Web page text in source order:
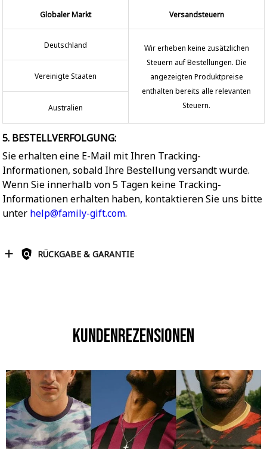
Globaler Markt Versandsteuern
Deutschland
Wir erheben keine zusätzlichen
Steuern auf Bestellungen. Die
angezeigten Produktpreise
enthalten bereits alle relevanten
Steuern.
Vereinigte Staaten
Australien
5. BESTELLVERFOLGUNG:
Sie erhalten eine E-Mail mit Ihren Tracking-
Informationen, sobald Ihre Bestellung versandt wurde.
Wenn Sie innerhalb von 5 Tagen keine Tracking-
Informationen erhalten haben, kontaktieren Sie uns bitte
unter help@family-gift.com.
RÜCKGABE & GARANTIE
Kundenrezensionen